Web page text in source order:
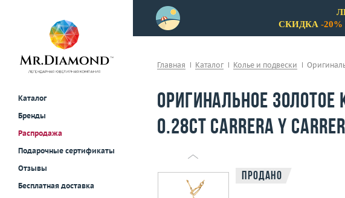
Каталог
Бренды
Распродажа
Подарочные сертификаты
Отзывы
Бесплатная доставка
примерки!
СКИДКА -20%
Главная Каталог Колье и подвески
Оригинальное
0.28ct Carrera y
Продано